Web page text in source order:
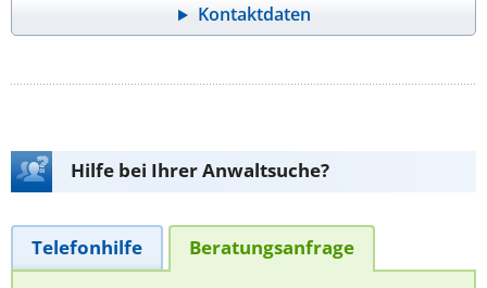
Kontaktdaten
Hilfe bei Ihrer Anwaltsuche?
Telefonhilfe Beratungsanfrage